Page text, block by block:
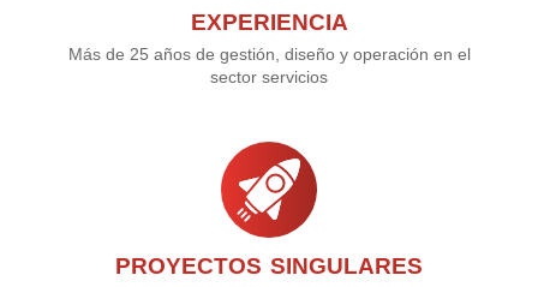
EXPERIENCIA
Más de 25 años de gestión, diseño y operación en el
sector servicios
PROYECTOS SINGULARES